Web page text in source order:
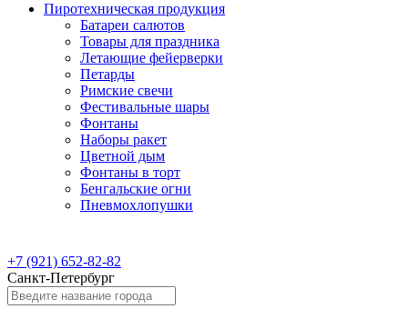
Пиротехническая продукция
Батареи салютов
Товары для праздника
Летающие фейерверки
Петарды
Римские свечи
Фестивальные шары
Фонтаны
Наборы ракет
Цветной дым
Фонтаны в торт
Бенгальские огни
Пневмохлопушки
+7 (921) 652-82-82
Санкт-Петербург